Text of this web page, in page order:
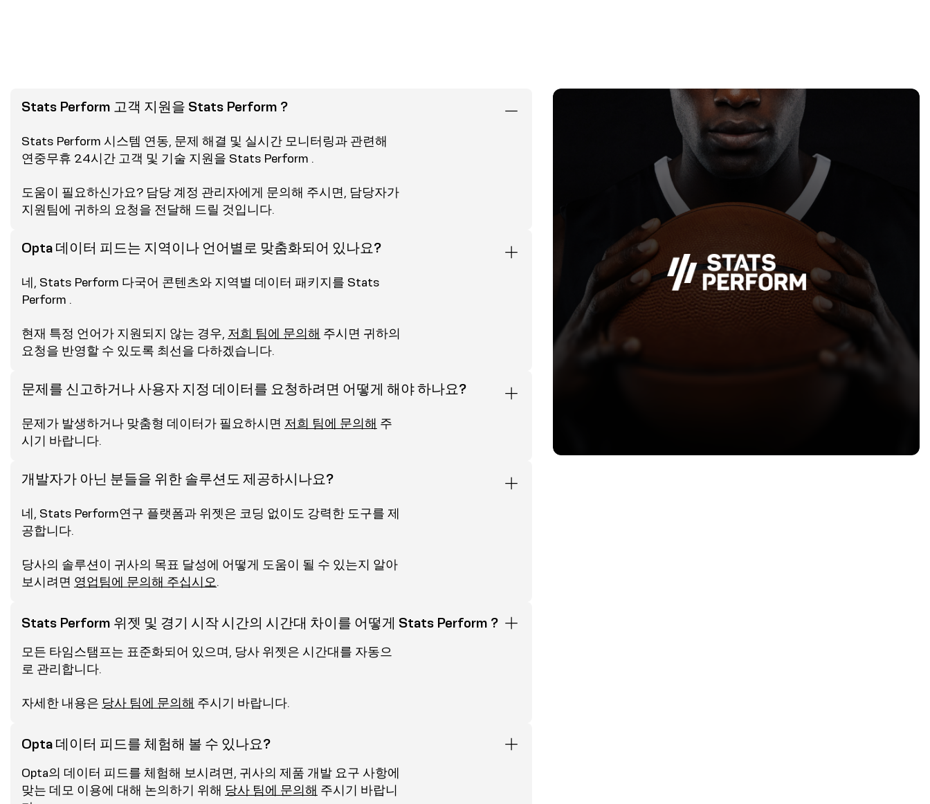
Stats Perform 고객 지원을 Stats Perform ?
Stats Perform 시스템 연동, 문제 해결 및 실시간 모니터링과 관련해
연중무휴 24시간 고객 및 기술 지원을 Stats Perform .
도움이 필요하신가요? 담당 계정 관리자에게 문의해 주시면, 담당자가
지원팀에 귀하의 요청을 전달해 드릴 것입니다.
Opta 데이터 피드는 지역이나 언어별로 맞춤화되어 있나요?
네, Stats Perform 다국어 콘텐츠와 지역별 데이터 패키지를 Stats
Perform .
현재 특정 언어가 지원되지 않는 경우, 저희 팀에 문의해 주시면 귀하의
요청을 반영할 수 있도록 최선을 다하겠습니다.
문제를 신고하거나 사용자 지정 데이터를 요청하려면 어떻게 해야 하나요?
문제가 발생하거나 맞춤형 데이터가 필요하시면 저희 팀에 문의해 주
시기 바랍니다.
개발자가 아닌 분들을 위한 솔루션도 제공하시나요?
네, Stats Perform연구 플랫폼과 위젯은 코딩 없이도 강력한 도구를 제
공합니다.
당사의 솔루션이 귀사의 목표 달성에 어떻게 도움이 될 수 있는지 알아
보시려면 영업팀에 문의해 주십시오.
Stats Perform 위젯 및 경기 시작 시간의 시간대 차이를 어떻게 Stats Perform ?
모든 타임스탬프는 표준화되어 있으며, 당사 위젯은 시간대를 자동으
로 관리합니다.
자세한 내용은 당사 팀에 문의해 주시기 바랍니다.
Opta 데이터 피드를 체험해 볼 수 있나요?
Opta의 데이터 피드를 체험해 보시려면, 귀사의 제품 개발 요구 사항에
맞는 데모 이용에 대해 논의하기 위해 당사 팀에 문의해 주시기 바랍니